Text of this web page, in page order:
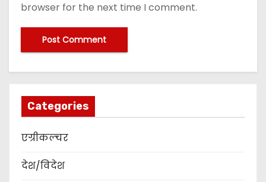
browser for the next time I comment.
Categories
एग्रीकल्चर
देश/विदेश